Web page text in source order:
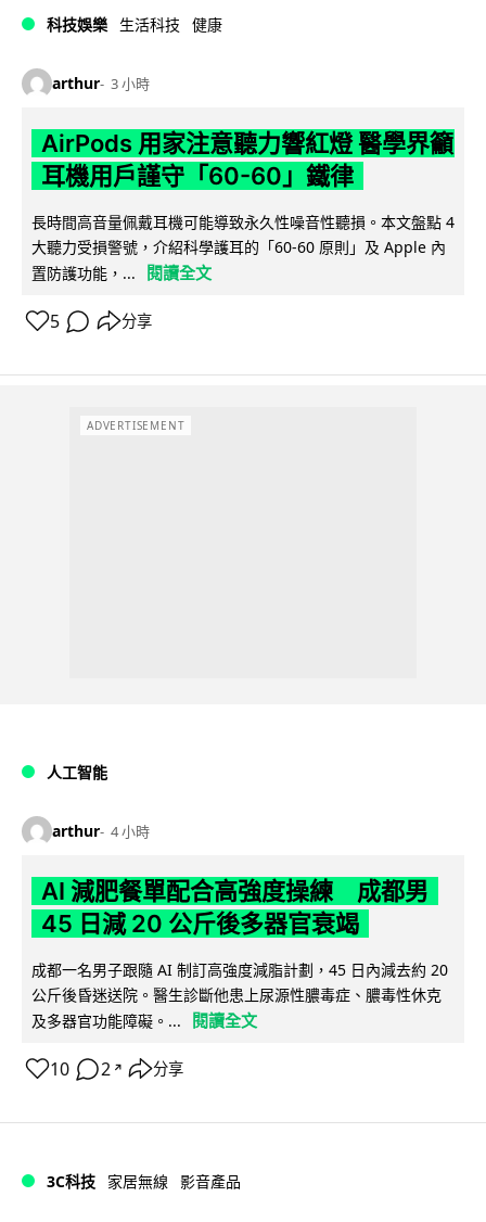
科技娛樂 生活科技 健康
arthur 3 小時
AirPods 用家注意聽力響紅燈 醫學界籲
耳機用戶謹守「60-60」鐵律
長時間高音量佩戴耳機可能導致永久性噪音性聽損。本文盤點 4
大聽力受損警號，介紹科學護耳的「60-60 原則」及 Apple 內
置防護功能，...
閱讀全文
5 分享
ADVERTISEMENT
人工智能
arthur 4 小時
AI 減肥餐單配合高強度操練 成都男
45 日減 20 公斤後多器官衰竭
成都一名男子跟隨 AI 制訂高強度減脂計劃，45 日內減去約 20
公斤後昏迷送院。醫生診斷他患上尿源性膿毒症、膿毒性休克
及多器官功能障礙。...
閱讀全文
10 2 ↗ 分享
3C科技 家居無線 影音產品